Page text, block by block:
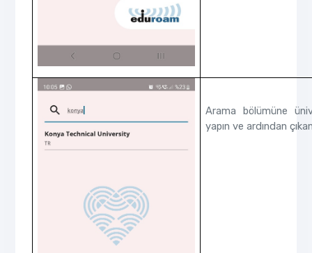
Arama bölümüne
yapın ve ardından